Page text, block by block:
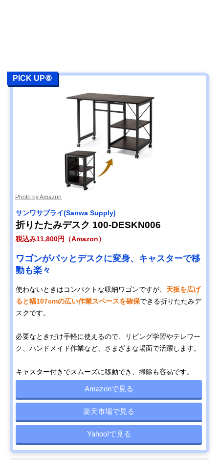
PICK UP⑥
Photo by Amazon
サンワサプライ(Sanwa Supply)
折りたたみデスク 100-DESKN006
税込み11,800円（Amazon）
ワゴンがパッとデスクに変身、キャスターで移
動も楽々
使わないときはコンパクトな収納ワゴンですが、 天板を広げ
ると幅107cmの広い作業スペースを確保できる折りたたみデ
スクです。
必要なときだけ手軽に使えるので、リビング学習やテレワー
ク、ハンドメイド作業など、さまざまな場面で活躍します。
キャスター付きでスムーズに移動でき、掃除も容易です。
Amazonで見る
楽天市場で見る
Yahoo!で見る